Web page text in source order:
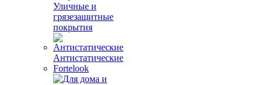
Уличные и
грязезащитные
покрытия
Антистатические
Fortelook